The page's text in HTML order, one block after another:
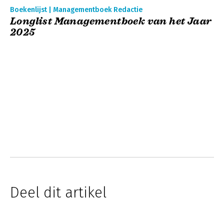
Boekenlijst | Managementboek Redactie
Longlist Managementboek van het Jaar
2025
Deel dit artikel